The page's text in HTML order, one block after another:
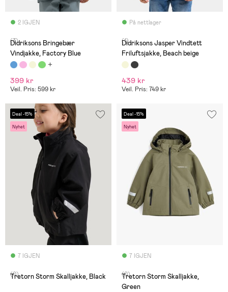
2 IGJEN
(3)
Didriksons Bringebær
Vindjakke, Factory Blue
399 kr
Veil. Pris: 599 kr
På nettlager
(1)
Didriksons Jasper Vindtett
Friluftsjakke, Beach beige
439 kr
Veil. Pris: 749 kr
Deal -15%
Nyhet
7 IGJEN
(0)
Tretorn Storm Skalljakke, Black
Deal -15%
Nyhet
7 IGJEN
(0)
Tretorn Storm Skalljakke,
Green